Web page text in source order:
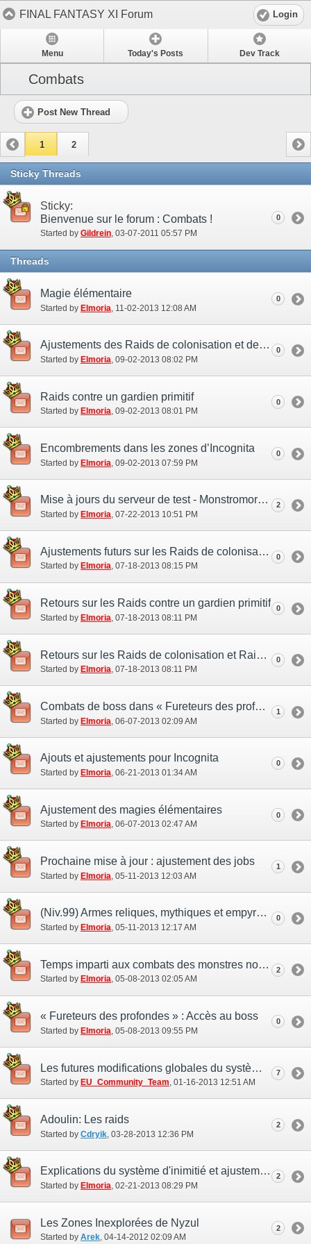
FINAL FANTASY XI Forum Login
Menu Today's Posts Dev Track
Combats
Post New Thread
1 2
Sticky Threads
Sticky:
Bienvenue sur le forum : Combats !
Started by Gildrein‎, 03-07-2011 05:57 PM
0
Threads
Magie élémentaire
Started by Elmoria ‎, 11-02-2013 12:08 AM
0
Ajustements des Raids de colonisation et des Raids sur un repaire.
Started by Elmoria‎, 09-02-2013 08:02 PM
0
Raids contre un gardien primitif
Started by Elmoria‎, 09-02-2013 08:01 PM
0
Encombrements dans les zones d’Incognita
Started by Elmoria ‎, 09-02-2013 07:59 PM
0
Mise à jours du serveur de test - Monstromorphose
Started by Elmoria‎, 07-22-2013 10:51 PM
2
Ajustements futurs sur les Raids de colonisation et les Raids sur un repère
Started by Elmoria‎, 07-18-2013 08:15 PM
0
Retours sur les Raids contre un gardien primitif
Started by Elmoria ‎, 07-18-2013 08:11 PM
0
Retours sur les Raids de colonisation et Raids sur un repère
Started by Elmoria‎, 07-18-2013 08:11 PM
0
Combats de boss dans « Fureteurs des profondes »
Started by Elmoria ‎, 06-07-2013 02:09 AM
1
Ajouts et ajustements pour Incognita
Started by Elmoria‎, 06-21-2013 01:34 AM
0
Ajustement des magies élémentaires
Started by Elmoria‎, 06-07-2013 02:47 AM
0
Prochaine mise à jour : ajustement des jobs
Started by Elmoria ‎, 05-11-2013 12:03 AM
1
(Niv.99) Armes reliques, mythiques et empyréennes - Armes du Promenoir des échos.
Started by Elmoria‎, 05-11-2013 12:17 AM
0
Temps imparti aux combats des monstres notoires de « Fureteurs des profondes »
Started by Elmoria‎, 05-08-2013 02:05 AM
2
« Fureteurs des profondes » : Accès au boss
Started by Elmoria ‎, 05-08-2013 09:55 PM
0
Les futures modifications globales du système de combat
Started by EU_Community_Team‎, 01-16-2013 12:51 AM
7
Adoulin: Les raids
Started by Cdryik ‎, 03-28-2013 12:36 PM
2
Explications du système d'inimitié et ajustements planifiés
Started by Elmoria‎, 02-21-2013 08:29 PM
2
Les Zones Inexplorées de Nyzul
Started by Arek‎, 04-14-2012 02:09 AM
2